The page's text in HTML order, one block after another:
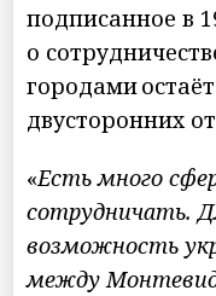
подписанное в
о
городами
двусторонних
«Есть много
сотрудничать.
возможность
между